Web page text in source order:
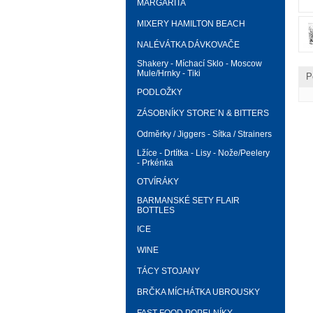
MARGARITA
MIXERY HAMILTON BEACH
NALÉVÁTKA DÁVKOVAČE
Shakery - Míchací Sklo - Moscow
Mule/Hrnky - Tiki
PODLOŽKY
ZÁSOBNÍKY STORE´N & BITTERS
Odměrky / Jiggers - Sítka / Strainers
Lžíce - Drtítka - Lisy - Nože/Peelery
- Prkénka
OTVÍRÁKY
BARMANSKÉ SETY FLAIR
BOTTLES
ICE
WINE
TÁCY STOJANY
BRČKA MÍCHÁTKA UBROUSKY